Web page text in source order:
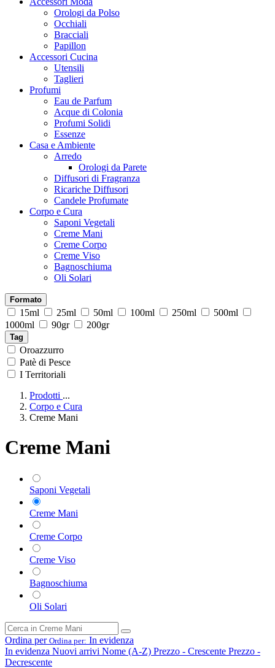
Orologi da Polso
Occhiali
Bracciali
Papillon
Accessori Cucina
Utensili
Taglieri
Profumi
Eau de Parfum
Acque di Colonia
Profumi Solidi
Essenze
Casa e Ambiente
Arredo
Orologi da Parete
Diffusori di Fragranza
Ricariche Diffusori
Candele Profumate
Corpo e Cura
Saponi Vegetali
Creme Mani
Creme Corpo
Creme Viso
Bagnoschiuma
Oli Solari
Formato
15ml 25ml 50ml 100ml 250ml
500ml
1000ml
90gr 200gr
Tag
Oroazzurro
Patè di Pesce
I Territoriali
Prodotti ...
Corpo e Cura
Creme Mani
Creme Mani
Saponi Vegetali
Creme Mani
Creme Corpo
Creme Viso
Bagnoschiuma
Oli Solari
Ordina per Ordina per: In evidenza
In evidenza Nuovi arrivi Nome (A-Z) Prezzo - Crescente Prezzo -
Decrescente